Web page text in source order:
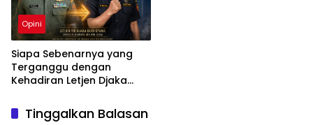
Opini
Siapa Sebenarnya yang
Terganggu dengan
Kehadiran Letjen Djaka
sebagai Dirjen Bea Cukai?
Tinggalkan Balasan